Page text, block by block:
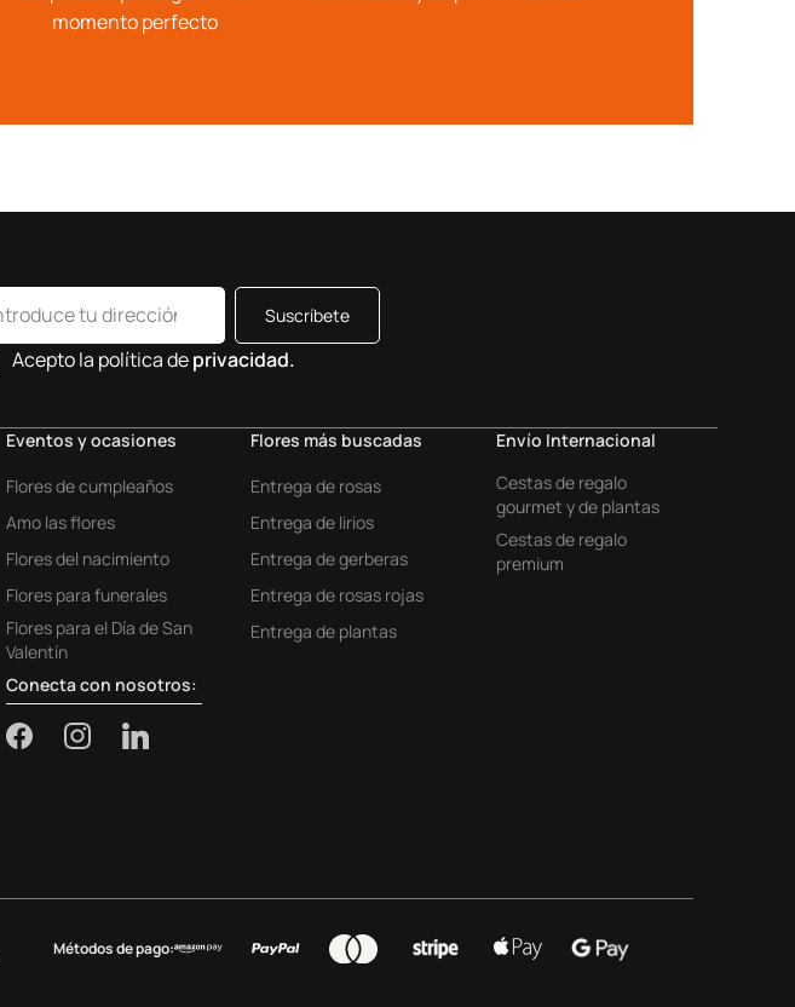
momento perfecto
Suscríbete
Acepto la política deprivacidad.
Eventos y ocasiones
Flores de cumpleaños
Amo las flores
Flores del nacimiento
Flores para funerales
Flores para el Día de San
Valentín
Flores más buscadas
Entrega de rosas
Entrega de lirios
Entrega de gerberas
Entrega de rosas rojas
Entrega de plantas
Envío Internacional
Cestas de regalo
gourmet y de plantas
Cestas de regalo
premium
Conecta con nosotros:
Métodos de pago: